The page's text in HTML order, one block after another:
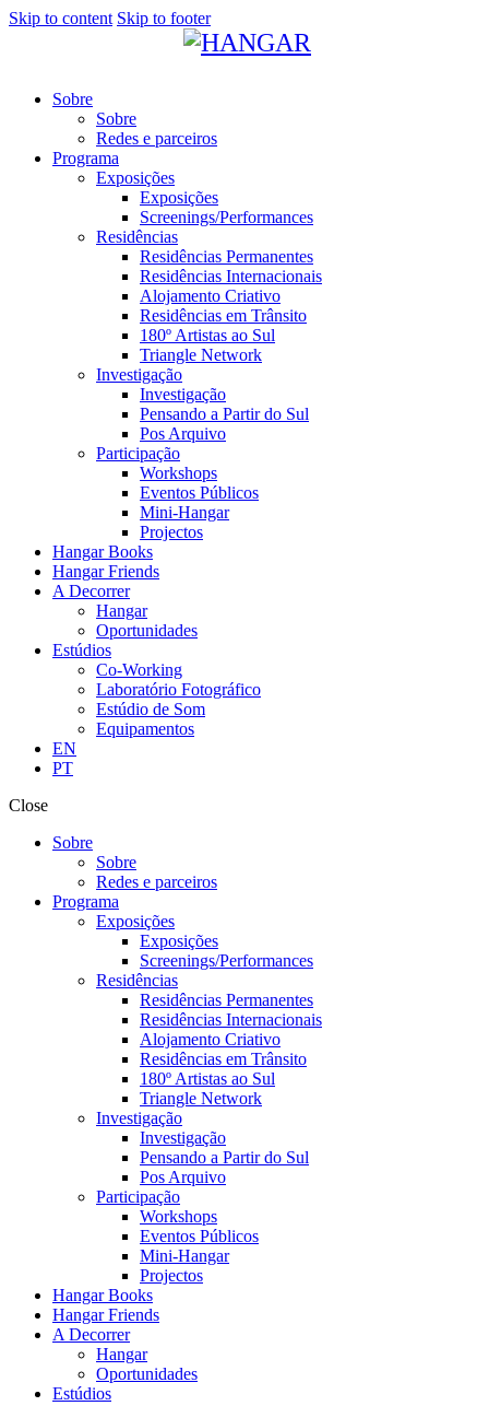
Skip to content Skip to footer
Sobre
Sobre
Redes e parceiros
Programa
Exposições
Exposições
Screenings/Performances
Residências
Residências Permanentes
Residências Internacionais
Alojamento Criativo
Residências em Trânsito
180º Artistas ao Sul
Triangle Network
Investigação
Investigação
Pensando a Partir do Sul
Pos Arquivo
Participação
Workshops
Eventos Públicos
Mini-Hangar
Projectos
Hangar Books
Hangar Friends
A Decorrer
Hangar
Oportunidades
Estúdios
Co-Working
Laboratório Fotográfico
Estúdio de Som
Equipamentos
EN
PT
Close
Sobre
Sobre
Redes e parceiros
Programa
Exposições
Exposições
Screenings/Performances
Residências
Residências Permanentes
Residências Internacionais
Alojamento Criativo
Residências em Trânsito
180º Artistas ao Sul
Triangle Network
Investigação
Investigação
Pensando a Partir do Sul
Pos Arquivo
Participação
Workshops
Eventos Públicos
Mini-Hangar
Projectos
Hangar Books
Hangar Friends
A Decorrer
Hangar
Oportunidades
Estúdios